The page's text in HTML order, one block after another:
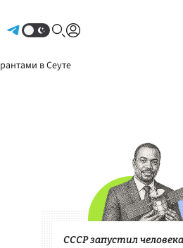
в Сеуте
СССР запустил